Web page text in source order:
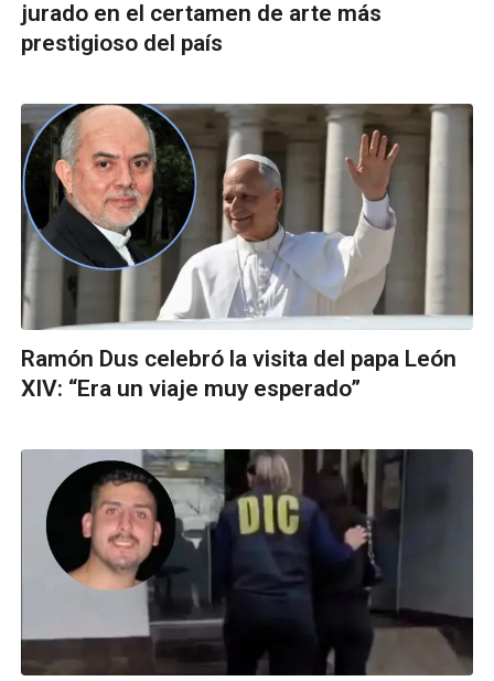
jurado en el certamen de arte más
prestigioso del país
Ramón Dus celebró la visita del papa León
XIV: “Era un viaje muy esperado”